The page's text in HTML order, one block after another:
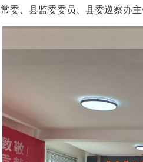
委、县监委委员、县委巡察办